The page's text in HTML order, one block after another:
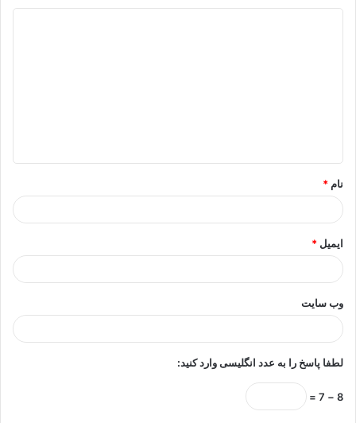
*
نام *
ایمیل *
وب‌ سایت
لطفا پاسخ را به عدد انگلیسی وارد کنید:
8 − 7 =